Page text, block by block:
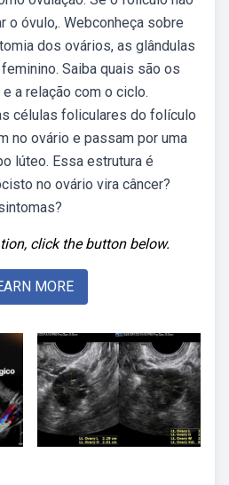
o óvulo,. Webconheça sobre
dos ovários, as glândulas
Saiba quais são os
a relação com o ciclo.
células foliculares do folículo
no ovário e passam por uma
lúteo. Essa estrutura é
no ovário vira câncer?
click the button below.
MORE